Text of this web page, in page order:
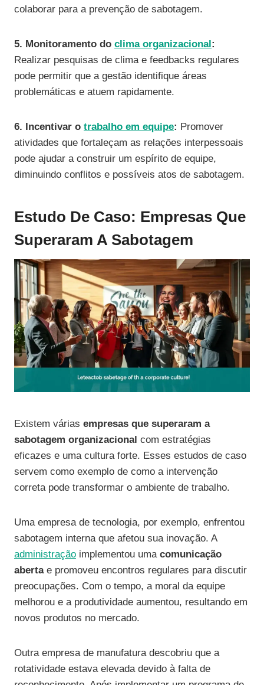
colaborar para a prevenção de sabotagem.
5. Monitoramento do clima organizacional :
Realizar pesquisas de clima e feedbacks regulares
pode permitir que a gestão identifique áreas
problemáticas e atuem rapidamente.
6. Incentivar o trabalho em equipe: Promover
atividades que fortaleçam as relações interpessoais
pode ajudar a construir um espírito de equipe,
diminuindo conflitos e possíveis atos de sabotagem.
Estudo De Caso: Empresas Que
Superaram A Sabotagem
Existem várias empresas que superaram a
sabotagem organizacional com estratégias
eficazes e uma cultura forte. Esses estudos de caso
servem como exemplo de como a intervenção
correta pode transformar o ambiente de trabalho.
Uma empresa de tecnologia, por exemplo, enfrentou
sabotagem interna que afetou sua inovação. A
administração implementou uma comunicação
abertae promoveu encontros regulares para discutir
preocupações. Com o tempo, a moral da equipe
melhorou e a produtividade aumentou, resultando em
novos produtos no mercado.
Outra empresa de manufatura descobriu que a
rotatividade estava elevada devido à falta de